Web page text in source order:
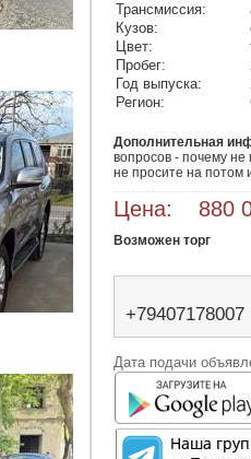
Трансмиссия:
Кузов:
Цвет:
Пробег:
Год выпуска:
Регион:
Дополнительная
вопросов - почему не
не просите на потом
Цена: 880
Возможен торг
+79407178007
Дата подачи